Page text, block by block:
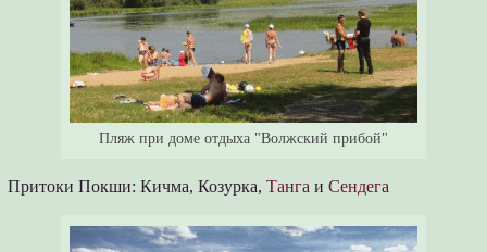
Пляж при доме отдыха "Волжский прибой"
Притоки Покши: Кичма, Козурка,Танга иСендега